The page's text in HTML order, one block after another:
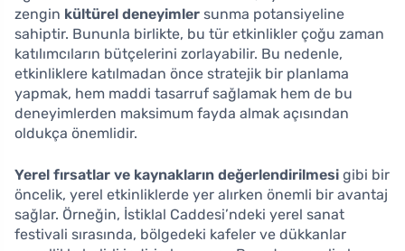
zengin kültürel deneyimler sunma potansiyeline
sahiptir. Bununla birlikte, bu tür etkinlikler çoğu zaman
katılımcıların bütçelerini zorlayabilir. Bu nedenle,
etkinliklere katılmadan önce stratejik bir planlama
yapmak, hem maddi tasarruf sağlamak hem de bu
deneyimlerden maksimum fayda almak açısından
oldukça önemlidir.
Yerel fırsatlar ve kaynakların değerlendirilmesi gibi bir
öncelik, yerel etkinliklerde yer alırken önemli bir avantaj
sağlar. Örneğin, İstiklal Caddesi’ndeki yerel sanat
festivali sırasında, bölgedeki kafeler ve dükkanlar